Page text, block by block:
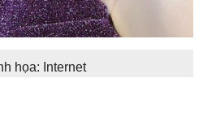
họa: Internet